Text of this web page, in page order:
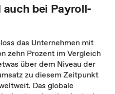
bei Payroll-
das Unternehmen mit
zehn Prozent im Vergleich
über dem Niveau der
zu diesem Zeitpunkt
Das globale